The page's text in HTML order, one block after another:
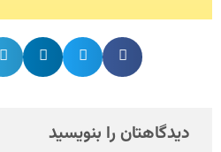
دیدگاهتان را بنویسید